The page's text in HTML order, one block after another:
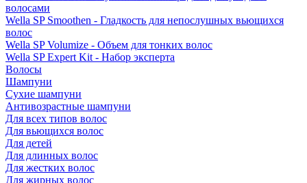
волосами
Wella SP Smoothen - Гладкость для непослушных вьющихся
волос
Wella SP Volumize - Объем для тонких волос
Wella SP Expert Kit - Набор эксперта
Волосы
Шампуни
Сухие шампуни
Антивозрастные шампуни
Для всех типов волос
Для вьющихся волос
Для детей
Для длинных волос
Для жестких волос
Для жирных волос